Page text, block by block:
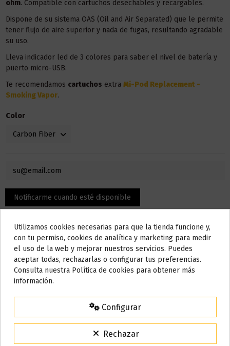
ohm. Compatible con cartuchos desechables y recargables.
Dispone de su sistema OAS (Oil and Air Separated) que le permite
tener flujo de aire superior y nada de fugas, resultando agradable
su uso.
Lleva indicador led de 3 colores para saber el nivel de batería y
puerto micro-USB.
Te recomendamos cartuchos extra Mi-Pod Replacement -
Smoking Vapor.
Color
Descripción
Características:
Do not show again.
AVISO IMPORTANTE
Nos tomamos unos días
Todos los pedidos realizados desde el
15% de descuento
Para agradecerte la espera durante estos días.
Código:VACACIONES15
Utilizamos cookies necesarias para que la tienda funcione y,
con tu permiso, cookies de analítica y marketing para medir
el uso de la web y mejorar nuestros servicios. Puedes
aceptar todas, rechazarlas o configurar tus preferencias.
Consulta nuestra Política de cookies para obtener más
información.
Configurar
Rechazar